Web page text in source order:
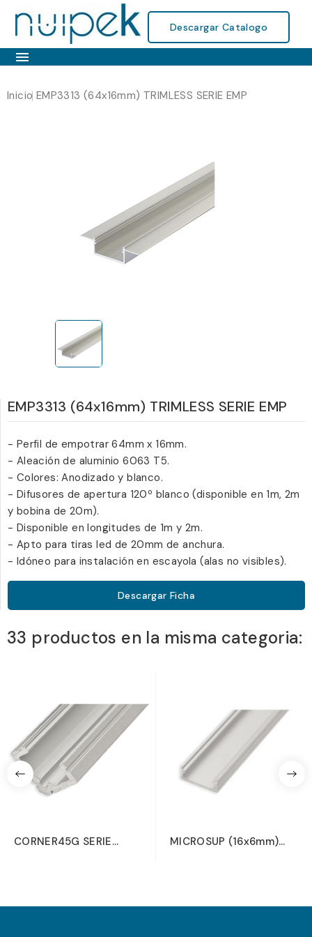
Descargar Catalogo

Inicio EMP3313 (64x16mm) TRIMLESS SERIE EMP
EMP3313 (64x16mm) TRIMLESS SERIE EMP
- Perfil de empotrar 64mm x 16mm.
- Aleación de aluminio 6063 T5.
- Colores: Anodizado y blanco.
- Difusores de apertura 120º blanco (disponible en 1m, 2m
y bobina de 20m).
- Disponible en longitudes de 1m y 2m.
- Apto para tiras led de 20mm de anchura.
- Idóneo para instalación en escayola (alas no visibles).
Descargar Ficha
33 productos en la misma categoria:
CORNER45G SERIE
MICROSUP (16x6mm)